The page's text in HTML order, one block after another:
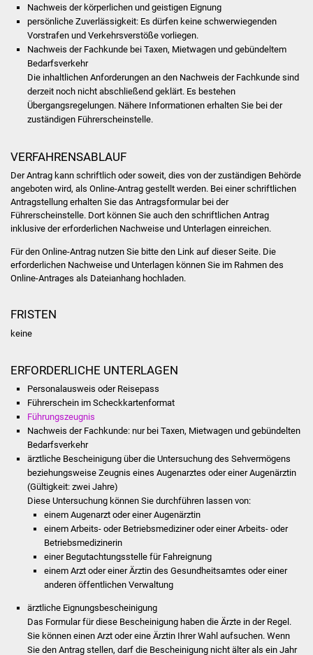
Bürger & Service
Was erledige ich wo
Dienstleistungen
Bürgerinfos
Bildung
Schulen
Kindergärten
Jugendhaus
Fachteam Jugend
Familienzentrum
Suenergie
Nachweis der körperlichen und geistigen Eignung
persönliche Zuverlässigkeit: Es dürfen keine schwerwiegenden
Vorstrafen und Verkehrsverstöße vorliegen.
Nachweis der Fachkunde bei Taxen, Mietwagen und gebündeltem
Bedarfsverkehr
Die inhaltlichen Anforderungen an den Nachweis der Fachkunde sind
derzeit noch nicht abschließend geklärt. Es bestehen
Übergangsregelungen. Nähere Informationen erhalten Sie bei der
zuständigen Führerscheinstelle.
VERFAHRENSABLAUF
Der Antrag kann schriftlich oder soweit, dies von der zuständigen Behörde
angeboten wird, als Online-Antrag gestellt werden. Bei einer schriftlichen
Antragstellung erhalten Sie das Antragsformular bei der
Führerscheinstelle. Dort können Sie auch den schriftlichen Antrag
inklusive der erforderlichen Nachweise und Unterlagen einreichen.
Für den Online-Antrag nutzen Sie bitte den Link auf dieser Seite. Die
erforderlichen Nachweise und Unterlagen können Sie im Rahmen des
Online-Antrages als Dateianhang hochladen.
FRISTEN
keine
ERFORDERLICHE UNTERLAGEN
Personalausweis oder Reisepass
Führerschein im Scheckkartenformat
Führungszeugnis
Nachweis der Fachkunde: nur bei Taxen, Mietwagen und gebündelten
Bedarfsverkehr
ärztliche Bescheinigung über die Untersuchung des Sehvermögens
beziehungsweise Zeugnis eines Augenarztes oder einer Augenärztin
(Gültigkeit: zwei Jahre)
Diese Untersuchung können Sie durchführen lassen von:
einem Augenarzt oder einer Augenärztin
einem Arbeits- oder Betriebsmediziner oder einer Arbeits- oder
Betriebsmedizinerin
einer Begutachtungsstelle für Fahreignung
einem Arzt oder einer Ärztin des Gesundheitsamtes oder einer
anderen öffentlichen Verwaltung
ärztliche Eignungsbescheinigung
Das Formular für diese Bescheinigung haben die Ärzte in der Regel.
Sie können einen Arzt oder eine Ärztin Ihrer Wahl aufsuchen. Wenn
Sie den Antrag stellen, darf die Bescheinigung nicht älter als ein Jahr